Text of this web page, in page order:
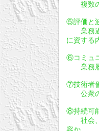
複数の
⑤評価と
業務遂
に資する
⑥コミュ
業務履
⑦技術者
公衆の
⑧持続可
社会、